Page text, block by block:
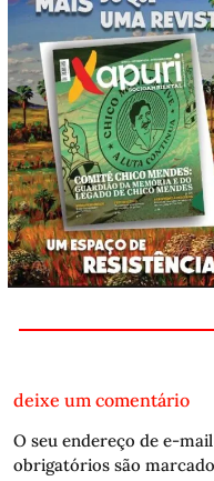
deixe um comentário
O seu endereço de e-
obrigatórios são